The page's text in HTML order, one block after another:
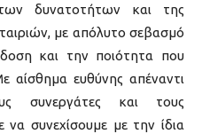
δυνατοτήτων και της
με απόλυτο σεβασμό
και την ποιότητα που
αίσθημα ευθύνης απέναντι
συνεργάτες και τους
συνεχίσουμε με την ίδια